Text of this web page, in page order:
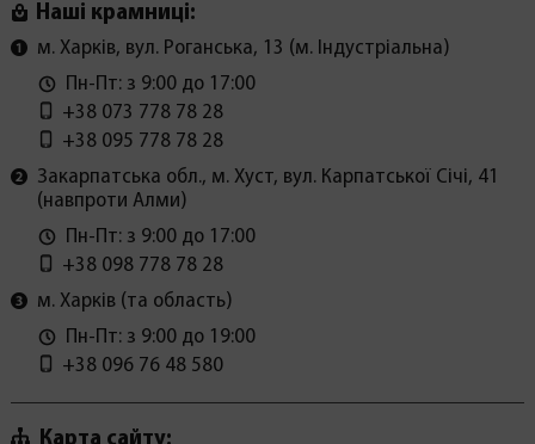
Наші крамниці:
м. Харків, вул. Роганська, 13 (м. Індустріальна)
Пн-Пт: з 9:00 до 17:00
+38 073 778 78 28
+38 095 778 78 28
Закарпатська обл., м. Хуст, вул. Карпатської Січі, 41
(навпроти Алми)
Пн-Пт: з 9:00 до 17:00
+38 098 778 78 28
м. Харків (та область)
Пн-Пт: з 9:00 до 19:00
+38 096 76 48 580